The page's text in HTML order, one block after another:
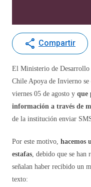
share Compartir
El Ministerio de
Chile Apoya de Invierno se
viernes 05 de agosto y que
información a través de
de la institución enviar
Por este motivo, hacemos
estafas, debido que se han
señalan haber recibido un
texto: